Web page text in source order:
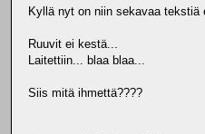
Kyllä nyt on niin sekavaa tekstiä
Ruuvit ei kestä...
Laitettiin... blaa blaa...
Siis mitä ihmettä????